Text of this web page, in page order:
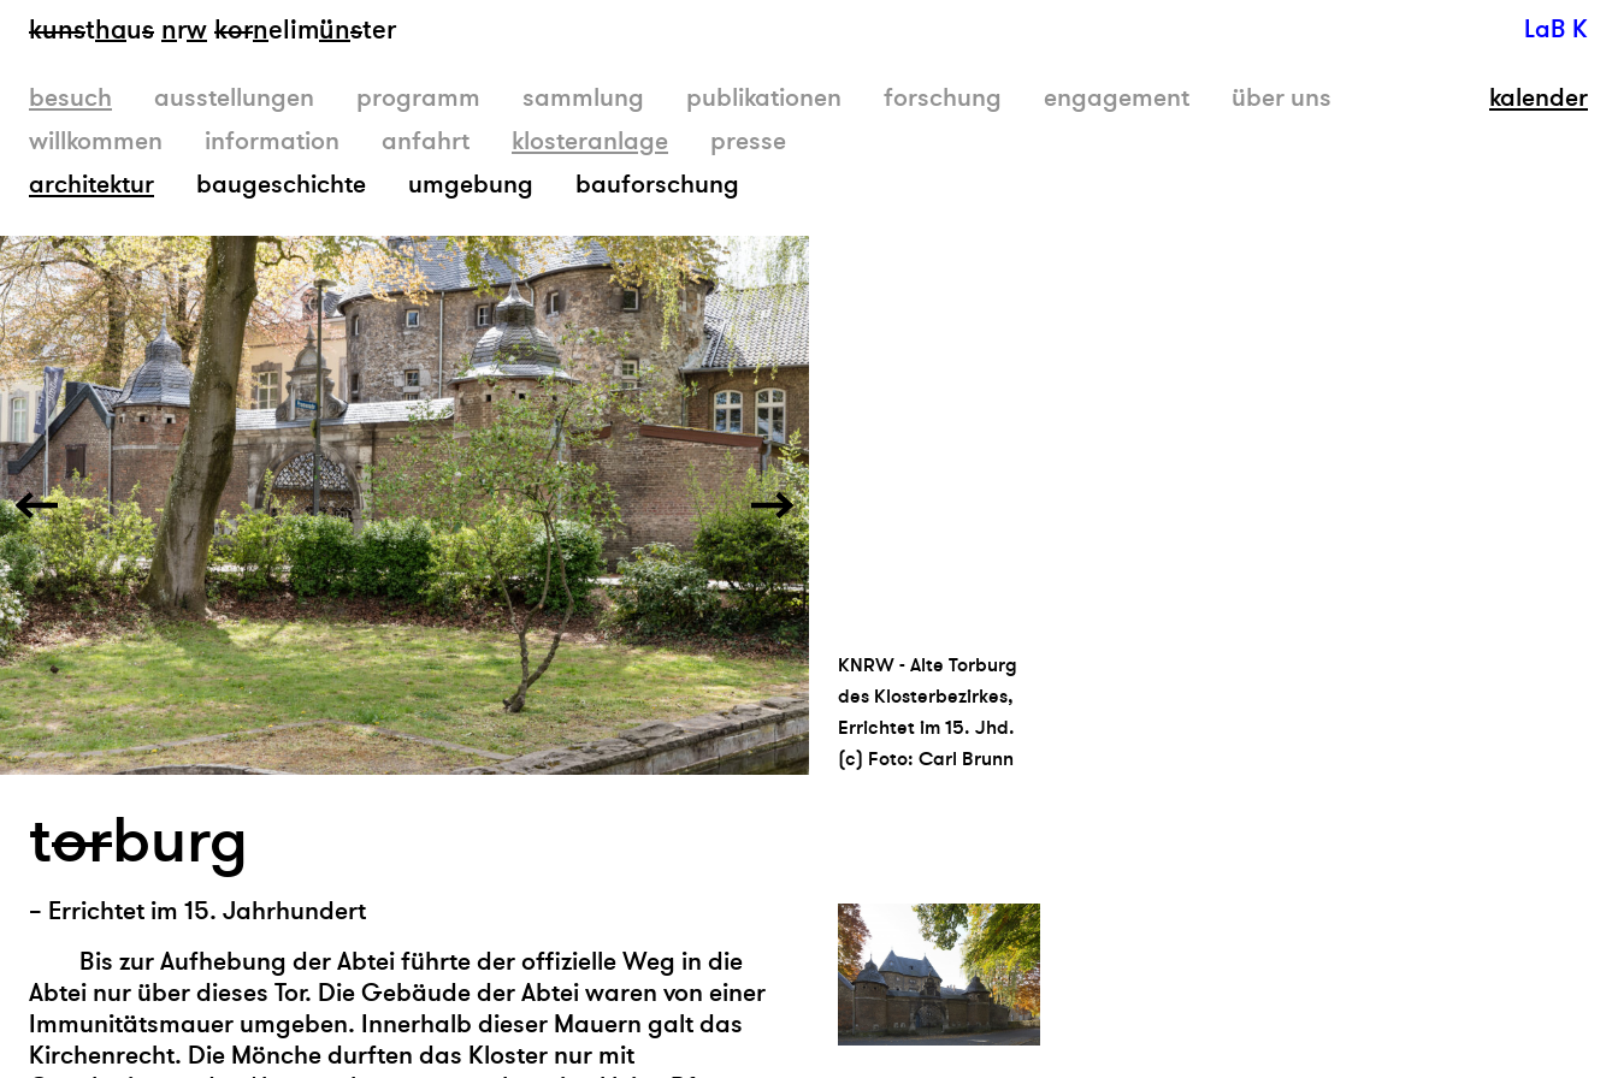
kunsthaus nrw kornelimünster
besuch
willkommen
information anfahrt
klosteranlage
architektur
baugeschichte umgebung bauforschung
presse
ausstellungen programm sammlung publikationen forschung engagement über uns
kalender
LaB K
KNRW - Alte Torburg
des Klosterbezirkes,
Errichtet im 15. Jhd.
(c) Foto: Carl Brunn
torburg
– Errichtet im 15. Jahrhundert
Bis zur Aufhebung der Abtei führte der offizielle Weg in die
Abtei nur über dieses Tor. Die Gebäude der Abtei waren von einer
Immunitätsmauer umgeben. Innerhalb dieser Mauern galt das
Kirchenrecht. Die Mönche durften das Kloster nur mit